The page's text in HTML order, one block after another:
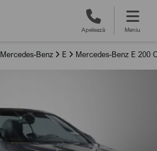
Apelează Meniu
Mercedes-Benz E Mercedes-Benz E 200